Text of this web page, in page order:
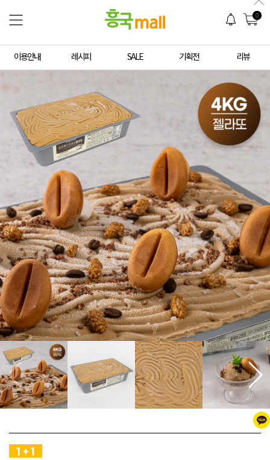
0
이용안내 레시피 SALE 기획전 리뷰